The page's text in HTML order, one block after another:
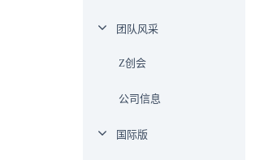
团队风采
Z创会
公司信息
国际版